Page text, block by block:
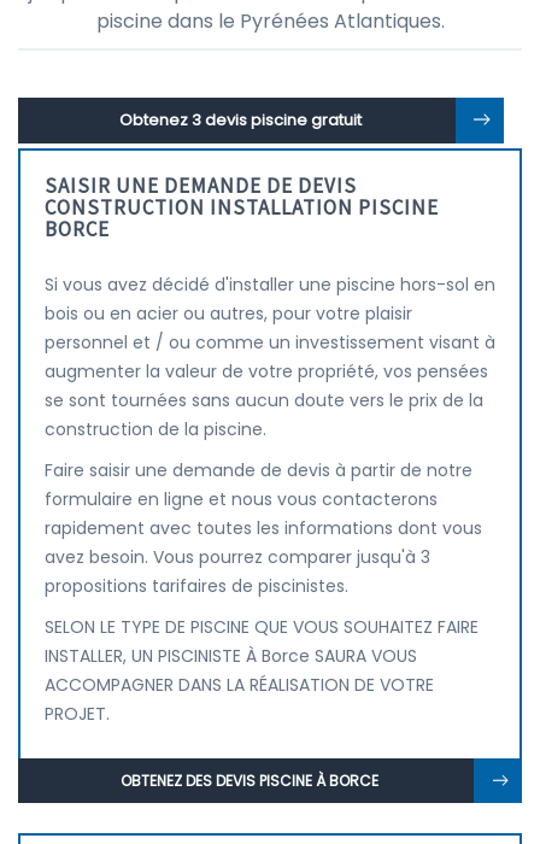
piscine dans le Pyrénées Atlantiques.
Obtenez 3 devis piscine gratuit
SAISIR UNE DEMANDE DE DEVIS
CONSTRUCTION INSTALLATION PISCINE
BORCE
Si vous avez décidé d'installer une piscine hors-sol en
bois ou en acier ou autres, pour votre plaisir
personnel et / ou comme un investissement visant à
augmenter la valeur de votre propriété, vos pensées
se sont tournées sans aucun doute vers le prix de la
construction de la piscine.
Faire saisir une demande de devis à partir de notre
formulaire en ligne et nous vous contacterons
rapidement avec toutes les informations dont vous
avez besoin. Vous pourrez comparer jusqu'à 3
propositions tarifaires de piscinistes.
SELON LE TYPE DE PISCINE QUE VOUS SOUHAITEZ FAIRE
INSTALLER, UN PISCINISTE À Borce SAURA VOUS
ACCOMPAGNER DANS LA RÉALISATION DE VOTRE
PROJET.
OBTENEZ DES DEVIS PISCINE À BORCE